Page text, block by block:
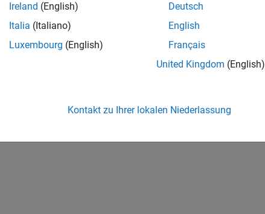
Ireland (English)
Italia (Italiano)
Luxembourg (English)
Deutsch
English
Français
United Kingdom (English)
Kontakt zu Ihrer lokalen Niederlassung